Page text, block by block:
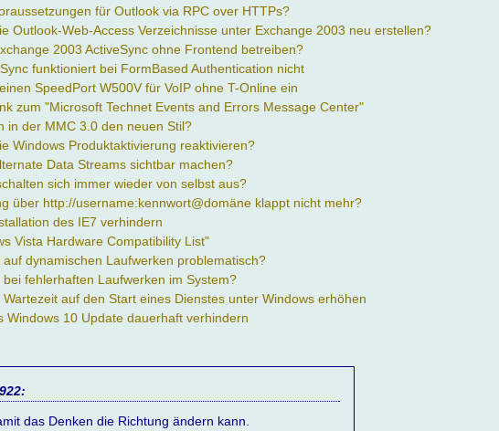
für Outlook via RPC over HTTPs?
Outlook-Web-Access Verzeichnisse unter Exchange 2003 neu erstellen?
2003 ActiveSync ohne Frontend betreiben?
funktioniert bei FormBased Authentication nicht
SpeedPort W500V für VoIP ohne T-Online ein
zum "Microsoft Technet Events and Errors Message Center"
in der MMC 3.0 den neuen Stil?
Windows Produktaktivierung reaktivieren?
Data Streams sichtbar machen?
sich immer wieder von selbst aus?
über http://username:kennwort@domäne klappt nicht mehr?
des IE7 verhindern
Vista Hardware Compatibility List"
dynamischen Laufwerken problematisch?
fehlerhaften Laufwerken im System?
auf den Start eines Dienstes unter Windows erhöhen
Windows 10 Update dauerhaft verhindern
das Denken die Richtung ändern kann.